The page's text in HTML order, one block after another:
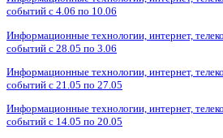
событий с 4.06 по 10.06
Информационные технологии, интернет,
событий с 28.05 по 3.06
Информационные технологии, интернет,
событий с 21.05 по 27.05
Информационные технологии, интернет,
событий с 14.05 по 20.05